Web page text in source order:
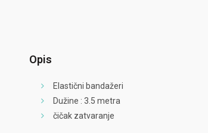
Opis
Elastični bandažeri
Dužine : 3.5 metra
čičak zatvaranje